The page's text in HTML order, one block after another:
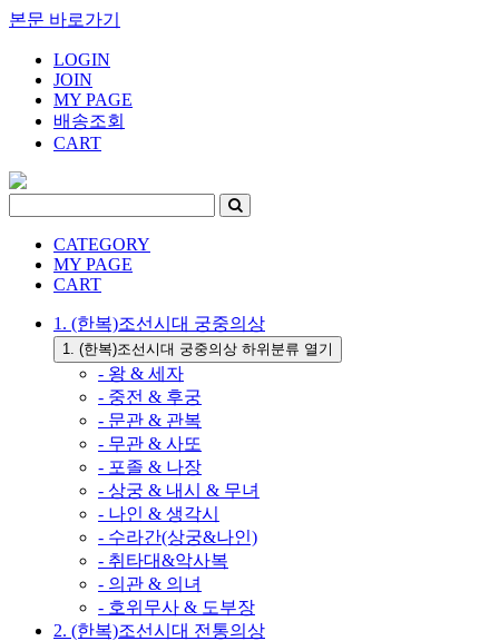
본문 바로가기
LOGIN
JOIN
MY PAGE
배송조회
CART
CATEGORY
MY PAGE
CART
1. (한복)조선시대 궁중의상
1. (한복)조선시대 궁중의상 하위분류 열기
- 왕 & 세자
- 중전 & 후궁
- 문관 & 관복
- 무관 & 사또
- 포졸 & 나장
- 상궁 & 내시 & 무녀
- 나인 & 생각시
- 수라간(상궁&나인)
- 취타대&악사복
- 의관 & 의녀
- 호위무사 & 도부장
2. (한복)조선시대 전통의상